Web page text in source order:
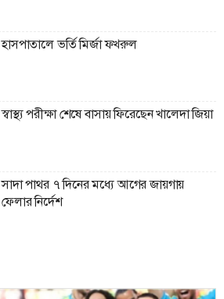
হাসপাতালে ভর্তি মির্জা ফখরুল
স্বাস্থ্য পরীক্ষা শেষে বাসায় ফিরেছেন খালেদা জিয়া
সাদা পাথর ৭ দিনের মধ্যে আগের জায়গায়
ফেলার নির্দেশ